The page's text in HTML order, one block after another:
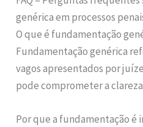
genérica em processos
O que é fundamentação
Fundamentação genérica
vagos apresentados por
pode comprometer a
Por que a fundamentação é